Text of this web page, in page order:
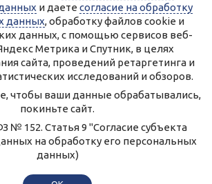
работы сайта и его взаимодействия с
используются файлы cookie и сервисы веб-
Яндекс.Метрика, Спутник.
с сайтом, Вы даете разрешение на
файлов и согласие на обработку данных
Яндекс.Метрика, Спутник.
файлы cookie в настройках Вашего
браузера.
опубликованные на сайте, размещены с
субъектов персональных данных.
и запреты не установлены.
персональных данных ГАПОУ МО
педагогический колледж»
на обработку персональных данных
Создание сайта – Старт Икс
и даете согласие на обработку
данных, обработку файлов cookie и
данных, с помощью сервисов веб-
Метрика и Спутник, в целях
сайта, проведений ретаргетинга и
исследований и обзоров.
чтобы ваши данные обрабатывались,
покиньте сайт.
№ 152. Статья 9 "Согласие субъекта
на обработку его персональных
данных)